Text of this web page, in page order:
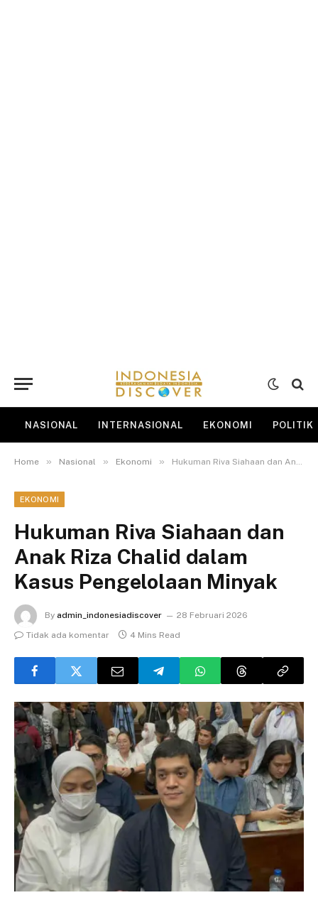
NASIONAL INTERNASIONAL EKONOMI POLITIK
Home » Nasional » Ekonomi » Hukuman Riva Siahaan dan Anak Riza Chalid dalam Kasus Pengelolaan Minyak
EKONOMI
Hukuman Riva Siahaan dan
Anak Riza Chalid dalam
Kasus Pengelolaan Minyak
By admin_indonesiadiscover
28 Februari 2026
Tidak ada komentar
4 Mins Read